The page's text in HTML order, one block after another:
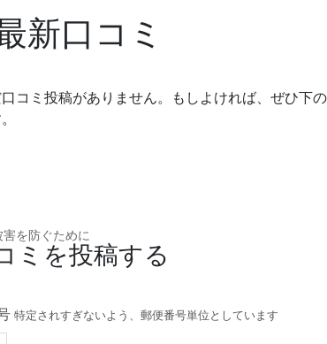
新口コミ
コミ投稿がありません。もしよければ、ぜひ下
を防ぐために
ミを投稿する
特定されすぎないよう、郵便番号単位としています